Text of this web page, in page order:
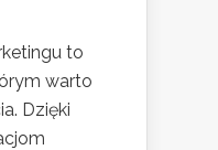
to
warto
Dzięki